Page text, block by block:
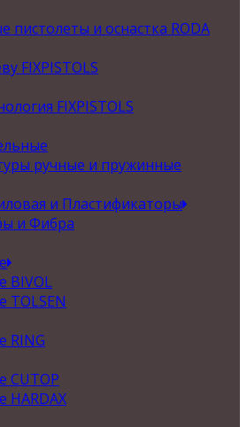
пистолеты и оснастка RODA
FIXPISTOLS
FIXPISTOLS
ручные и пружинные
и Пластификаторы
и Фибра
BIVOL
TOLSEN
RING
CUTOP
HARDAX